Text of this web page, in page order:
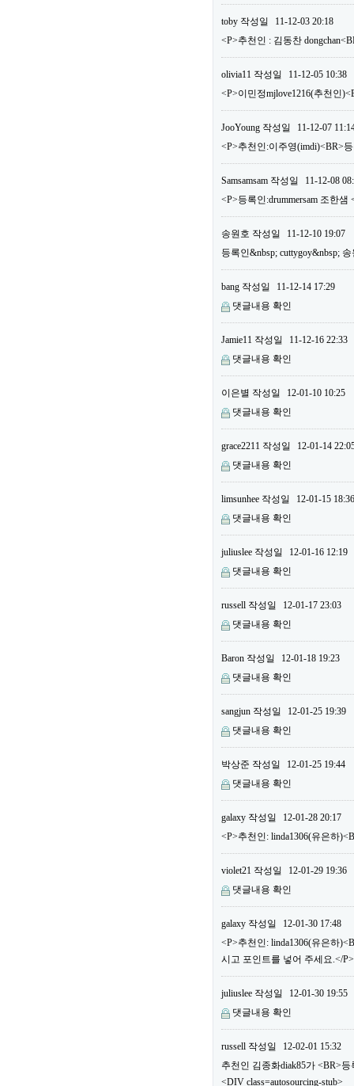
toby 작성일
11-12-03 20:18
<P>추천인 : 김동찬
olivia11 작성일
11-12-05 10:38
<P>이민정mjlove1216(추천인
JooYoung 작성일
11-12-07
<P>추천인:이주영(imdi)<BR>
Samsamsam 작성일
11-12-08
<P>등록인:drummersam 조한
송원호 작성일
11-12-10 19:07
등록인&nbsp; cuttygoy&nbsp;
bang 작성일
11-12-14 17:29
댓글내용 확인
Jamie11 작성일
11-12-16 22:33
댓글내용 확인
이은별 작성일
12-01-10 10:25
댓글내용 확인
grace2211 작성일
12-01-14
댓글내용 확인
limsunhee 작성일
12-01-15 18:36
댓글내용 확인
juliuslee 작성일
12-01-16 12:19
댓글내용 확인
russell 작성일
12-01-17 23:03
댓글내용 확인
Baron 작성일
12-01-18 19:23
댓글내용 확인
sangjun 작성일
12-01-25 19:39
댓글내용 확인
박상준 작성일
12-01-25 19:44
댓글내용 확인
galaxy 작성일
12-01-28 20:17
<P>추천인: linda1306(유은하
violet21 작성일
12-01-29 19:36
댓글내용 확인
galaxy 작성일
12-01-30 17:48
<P>추천인: linda1306(유은하
시고 포인트를 넣어 주세요.</P>
juliuslee 작성일
12-01-30 19:55
댓글내용 확인
russell 작성일
12-02-01 15:32
추천인 김종화diak85가 <BR>
<DIV class=autosourcing-stub>